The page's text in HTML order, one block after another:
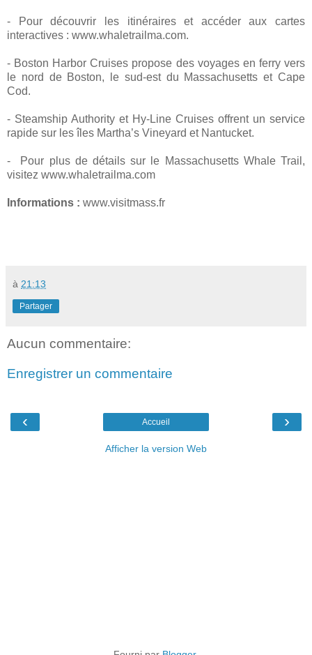
- Pour découvrir les itinéraires et accéder aux cartes
interactives : www.whaletrailma.com.
- Boston Harbor Cruises propose des voyages en ferry vers
le nord de Boston, le sud-est du Massachusetts et Cape
Cod.
- Steamship Authority et Hy-Line Cruises offrent un service
rapide sur les îles Martha’s Vineyard et Nantucket.
- Pour plus de détails sur le Massachusetts Whale Trail,
visitez www.whaletrailma.com
Informations : www.visitmass.fr
à 21:13
Partager
Aucun commentaire:
Enregistrer un commentaire
‹ ›
Accueil
Afficher la version Web